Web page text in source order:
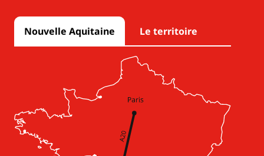
Nouvelle Aquitaine Le territoire